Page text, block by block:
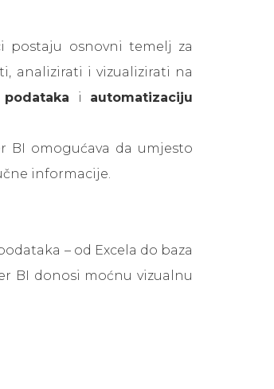
postaju osnovni temelj za
analizirati i vizualizirati na
i automatizaciju
BI omogućava da umjesto
informacije.
– od Excela do baza
BI donosi moćnu vizualnu